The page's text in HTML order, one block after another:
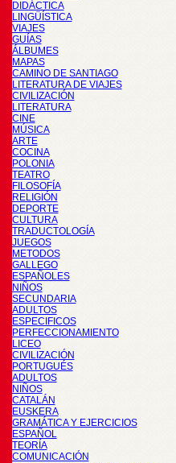
DIDÁCTICA
LINGÜÍSTICA
VIAJES
GUÍAS
ÁLBUMES
MAPAS
CAMINO DE SANTIAGO
LITERATURA DE VIAJES
CIVILIZACIÓN
LITERATURA
CINE
MÚSICA
ARTE
COCINA
POLONIA
TEATRO
FILOSOFÍA
RELIGIÓN
DEPORTE
CULTURA
TRADUCTOLOGÍA
JUEGOS
METODOS
GALLEGO
ESPAÑOLES
NIÑOS
SECUNDARIA
ADULTOS
ESPECIFICOS
PERFECCIONAMIENTO
LICEO
CIVILIZACIÓN
PORTUGUÉS
ADULTOS
NIÑOS
CATALÁN
EUSKERA
GRAMÁTICA Y EJERCICIOS
ESPAÑOL
TEORÍA
COMUNICACIÓN